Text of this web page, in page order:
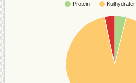
Protein Kulhydrater